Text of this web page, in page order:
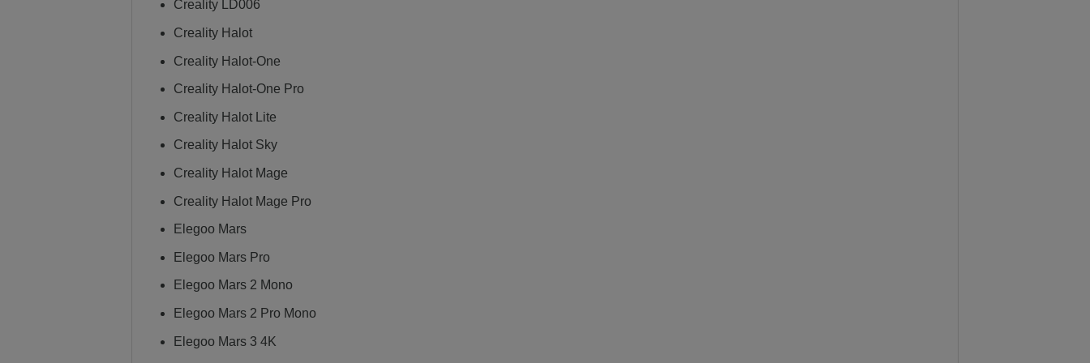
Creality LD006
Creality Halot
Creality Halot-One
Creality Halot-One Pro
Creality Halot Lite
Creality Halot Sky
Creality Halot Mage
Creality Halot Mage Pro
Elegoo Mars
Elegoo Mars Pro
Elegoo Mars 2 Mono
Elegoo Mars 2 Pro Mono
Elegoo Mars 3 4K